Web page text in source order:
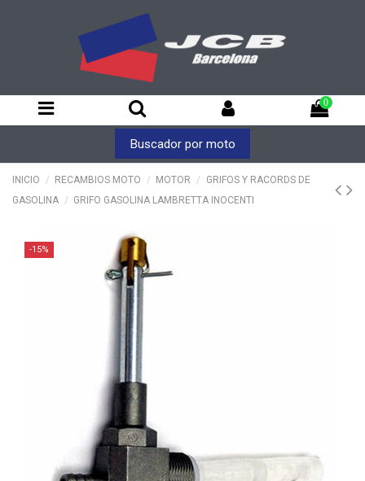
0
Buscador por moto
INICIO RECAMBIOS MOTO MOTOR
GRIFOS Y RACORDS DE
GASOLINA
GRIFO GASOLINA LAMBRETTA INOCENTI
-15%